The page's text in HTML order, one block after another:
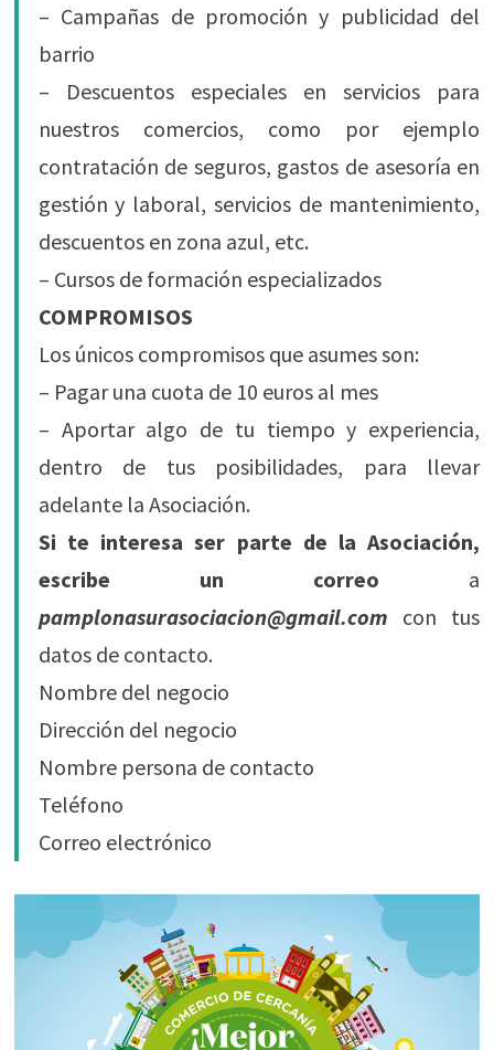
– Campañas de promoción y publicidad del
barrio
– Descuentos especiales en servicios para
nuestros comercios, como por ejemplo
contratación de seguros, gastos de asesoría en
gestión y laboral, servicios de mantenimiento,
descuentos en zona azul, etc.
– Cursos de formación especializados
COMPROMISOS
Los únicos compromisos que asumes son:
– Pagar una cuota de 10 euros al mes
– Aportar algo de tu tiempo y experiencia,
dentro de tus posibilidades, para llevar
adelante la Asociación.
Si te interesa ser parte de la Asociación,
escribe un correo a
pamplonasurasociacion@gmail.com con tus
datos de contacto.
Nombre del negocio
Dirección del negocio
Nombre persona de contacto
Teléfono
Correo electrónico